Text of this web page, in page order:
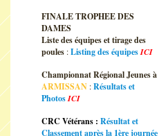
FINALE TROPHEE DES
DAMES
Liste des équipes et tirage des
poules :Listing des équipesICI
Championnat Régional Jeunes à
ARMISSAN :Résultats et
PhotosICI
CRC Vétérans : Résultat et
Classement après la 1ère journée